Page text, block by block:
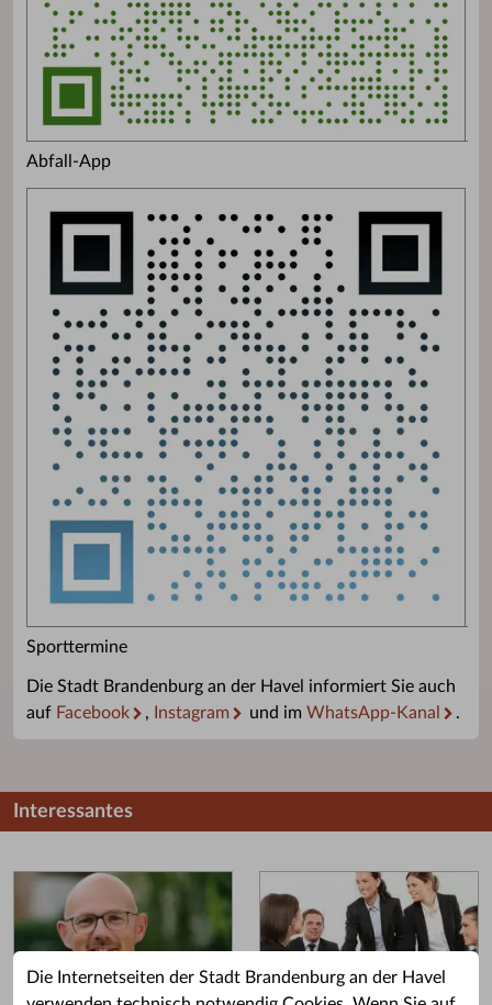
Die Internetseiten der Stadt Brandenburg an der Havel
Abfall-App
Sporttermine
Die Stadt Brandenburg an der Havel informiert Sie auch
auf Facebook , Instagram und im WhatsApp-Kanal .
Interessantes